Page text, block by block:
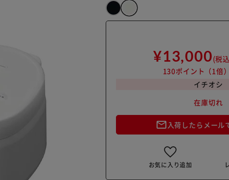
¥13,000(税
130ポイント （1倍）
イチオシ
在庫切れ
mail_outline 入荷したらメール
お気に入り追加